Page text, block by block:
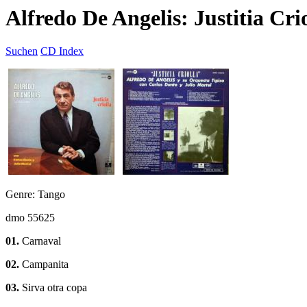
Alfredo De Angelis: Justitia
Suchen CD Index
Genre: Tango
dmo 55625
01. Carnaval
02. Campanita
03. Sirva otra copa